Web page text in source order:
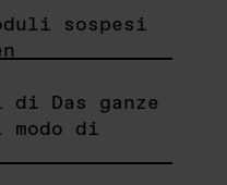
sospesi
Das ganze
modo di